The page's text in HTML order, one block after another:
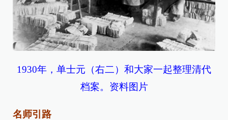
1930年，单士元（右二）和大家一起整理清代
档案。资料图片
名师引路